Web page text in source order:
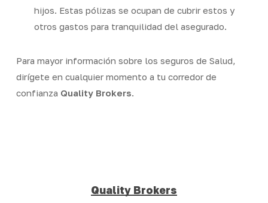
hijos. Estas pólizas se ocupan de cubrir estos y
otros gastos para tranquilidad del asegurado.
Para mayor información sobre los seguros de Salud,
dirígete en cualquier momento a tu corredor de
confianza Quality Brokers.
Quality Brokers